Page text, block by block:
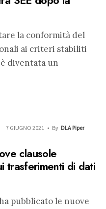
la conformità del
ai criteri stabiliti
diventata un
7 GIUGNO 2021 • By DLA Piper
clausole
trasferimenti di dati
pubblicato le nuove